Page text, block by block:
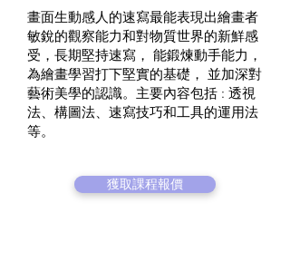
畫面生動感人的速寫最能表現出繪畫者
敏銳的觀察能力和對物質世界的新鮮感
受，長期堅持速寫， 能鍛煉動手能力，
為繪畫學習打下堅實的基礎， 並加深對
藝術美學的認識。主要內容包括 : 透視
法、構圖法、速寫技巧和工具的運用法
等。
獲取課程報價